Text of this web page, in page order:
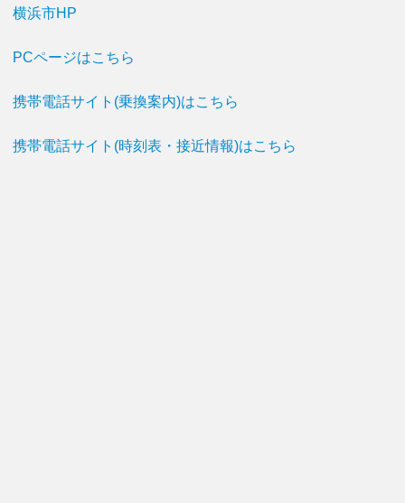
横浜市HP
PCページはこちら
携帯電話サイト(乗換案内)はこちら
携帯電話サイト(時刻表・接近情報)はこちら